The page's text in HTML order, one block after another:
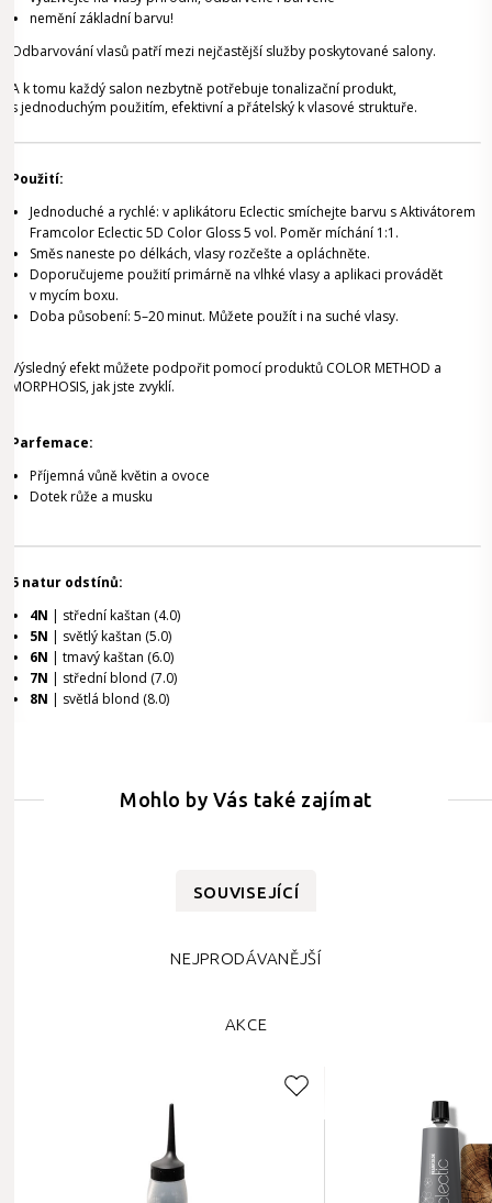
nemění základní barvu!
Odbarvování vlasů patří mezi nejčastější služby poskytované salony.
A k tomu každý salon nezbytně potřebuje tonalizační produkt,
s jednoduchým použitím, efektivní a přátelský k vlasové struktuře.
Použití:
Jednoduché a rychlé: v aplikátoru Eclectic smíchejte barvu s Aktivátorem
Framcolor Eclectic 5D Color Gloss 5 vol. Poměr míchání 1:1.
Směs naneste po délkách, vlasy rozčešte a opláchněte.
Doporučujeme použití primárně na vlhké vlasy a aplikaci provádět
v mycím boxu.
Doba působení: 5–20 minut. Můžete použít i na suché vlasy.
Výsledný efekt můžete podpořit pomocí produktů COLOR METHOD a
MORPHOSIS, jak jste zvyklí.
Parfemace:
Příjemná vůně květin a ovoce
Dotek růže a musku
5 natur odstínů:
4N | střední kaštan (4.0)
5N | světlý kaštan (5.0)
6N | tmavý kaštan (6.0)
7N | střední blond (7.0)
8N | světlá blond (8.0)
Mohlo by Vás také zajímat
SOUVISEJÍCÍ
NEJPRODÁVANĚJŠÍ
AKCE